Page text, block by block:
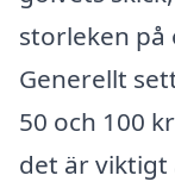
storleken på
Generellt
50 och 100
det är